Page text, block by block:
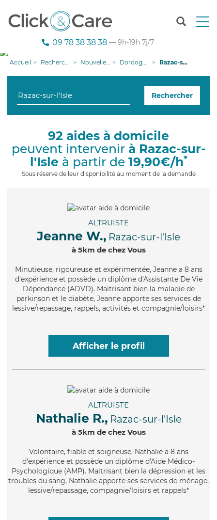
T
n
g
i
09 78 38 38 38 — 9h-19h 7j/7
Accueil Recherche aide à domicile Nouvelle-Aquitaine Dordogne Razac-sur-l'Isle
Rechercher
92 aides à domicile
peuvent intervenir à Razac-sur-
l'Isle à partir de 19,90€/h*
Sous réserve de leur disponibilité au moment de la demande
ALTRUISTE
Jeanne W., Razac-sur-l'Isle
à 5km de chez Vous
Minutieuse, rigoureuse et expérimentée, Jeanne a 8 ans
d'expérience et possède un diplôme d'Assistante De Vie
Dépendance (ADVD). Maitrisant bien la maladie de
parkinson et le diabète, Jeanne apporte ses services de
lessive/repassage, rappels, activités et compagnie/loisirs*
Afficher le profil
ALTRUISTE
Nathalie R., Razac-sur-l'Isle
à 5km de chez Vous
Volontaire, fiable et soigneuse, Nathalie a 8 ans
d'expérience et possède un diplôme d'Aide Médico-
Psychologique (AMP). Maitrisant bien la dépression et les
troubles du sang, Nathalie apporte ses services de ménage,
lessive/repassage, compagnie/loisirs et rappels*